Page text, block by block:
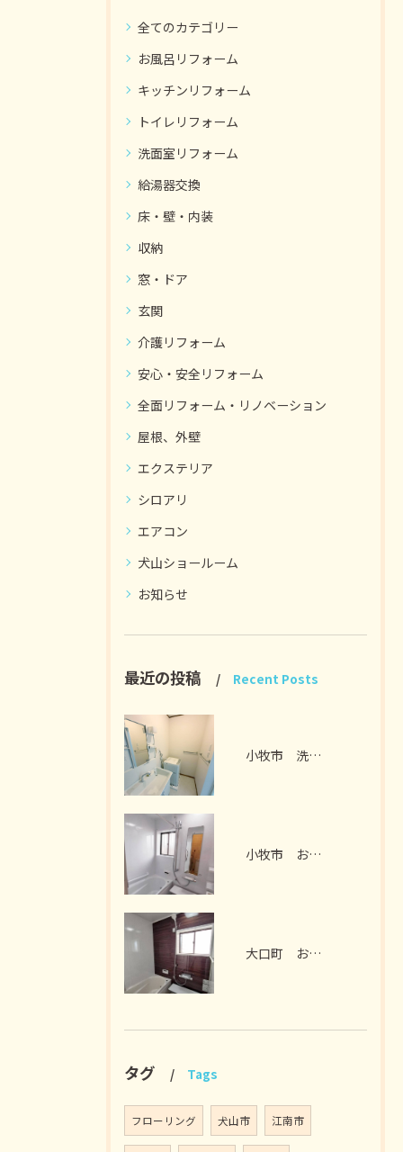
全てのカテゴリー
お風呂リフォーム
キッチンリフォーム
トイレリフォーム
洗面室リフォーム
給湯器交換
床・壁・内装
収納
窓・ドア
玄関
介護リフォーム
安心・安全リフォーム
全面リフォーム・リノベーション
屋根、外壁
エクステリア
シロアリ
エアコン
犬山ショールーム
お知らせ
最近の投稿 Recent Posts
小牧市 洗面脱衣室リフォーム I様邸 2026年7月
小牧市 お風呂リフォーム I様邸 2026年7月
大口町 お風呂リフォーム M様邸 2026年7月
タグ Tags
フローリング 犬山市 江南市